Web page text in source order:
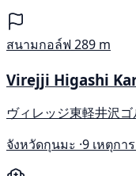
สนามกอล์ฟ 289 m
Virejji Higashi
ヴィレッジ東軽井沢
จังหวัดกุนมะ ·9 เหตุกา